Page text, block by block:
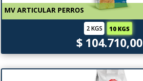
MV ARTICULAR PERROS
2 KGS 10 KGS
$ 104.710,00